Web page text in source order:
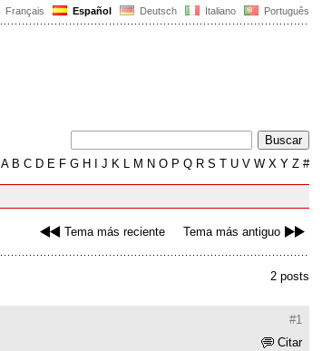
Français Español Deutsch Italiano Português
AB C D E F G H J K L M N O P Q R S T U V W X Y Z #
Tema más reciente Tema más antiguo
2 posts
#1
Citar